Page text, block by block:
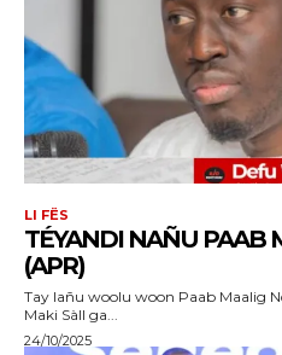
LI FËS
TÉYANDI NAÑU PAAB
(APR)
Tay lañu woolu woon Paab Maalig
Maki Sàll ga...
24/10/2025